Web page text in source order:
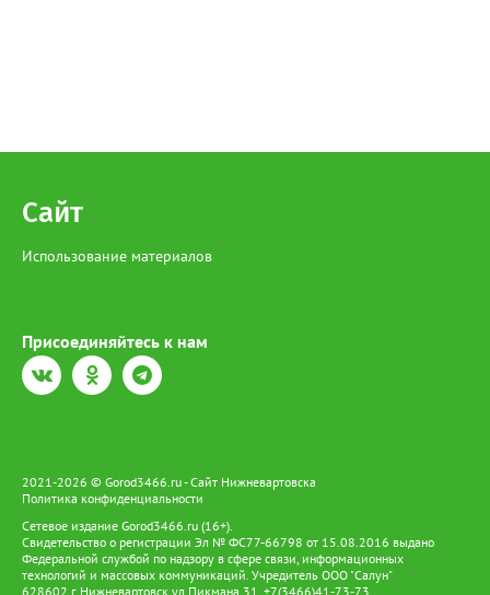
Сайт
Использование материалов
Присоединяйтесь к нам
2021-2026 © Gorod3466.ru - Сайт Нижневартовска
Политика конфиденциальности
Сетевое издание Gorod3466.ru (16+).
Свидетельство о регистрации Эл № ФС77-66798 от 15.08.2016 выдано
Федеральной службой по надзору в сфере связи, информационных
технологий и массовых коммуникаций. Учредитель ООО "Салун"
628602 г. Нижневартовск ул.Пикмана 31. +7(3466)41-73-73